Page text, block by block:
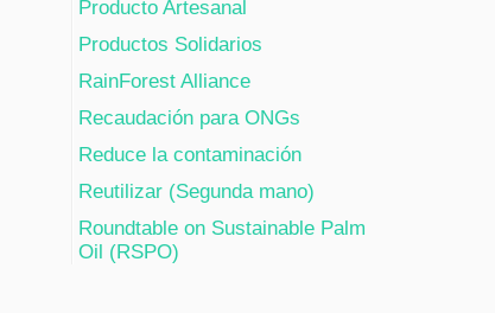
Producto Artesanal
Productos Solidarios
RainForest Alliance
Recaudación para ONGs
Reduce la contaminación
Reutilizar (Segunda mano)
Roundtable on Sustainable Palm
Oil (RSPO)